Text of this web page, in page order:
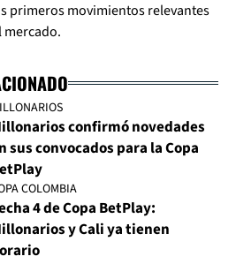
primeros movimientos relevantes
mercado.
confirmó novedades
sus convocados para la Copa
COLOMBIA
4 de Copa BetPlay:
y Cali ya tienen